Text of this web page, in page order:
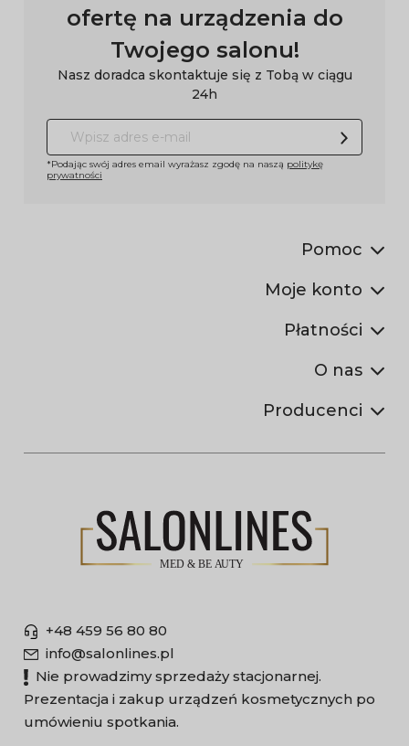
ofertę na urządzenia do
Twojego salonu!
Nasz doradca skontaktuje się z Tobą w ciągu
24h
*Podając swój adres email wyrażasz zgodę na naszą politykę
prywatności
Pomoc
Moje konto
Płatności
O nas
Producenci
+48 459 56 80 80
info@salonlines.pl
Nie prowadzimy sprzedaży stacjonarnej.
Prezentacja i zakup urządzeń kosmetycznych po
umówieniu spotkania.